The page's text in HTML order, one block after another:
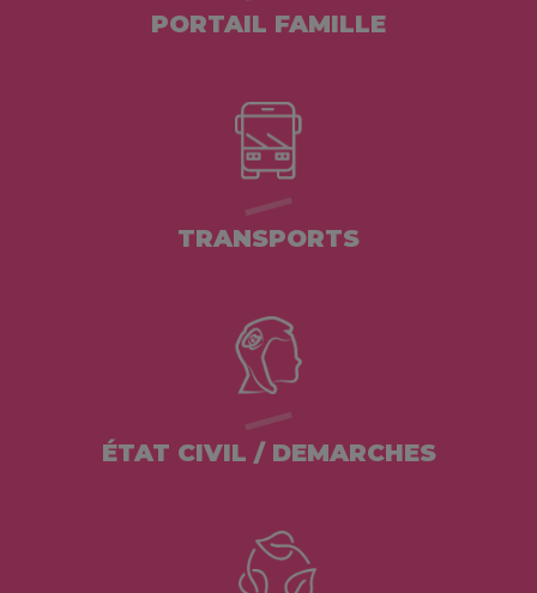
PORTAIL FAMILLE
TRANSPORTS
ÉTAT CIVIL / DEMARCHES